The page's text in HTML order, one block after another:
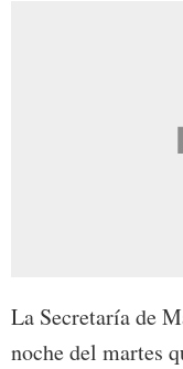
La Secretaría de
noche del martes